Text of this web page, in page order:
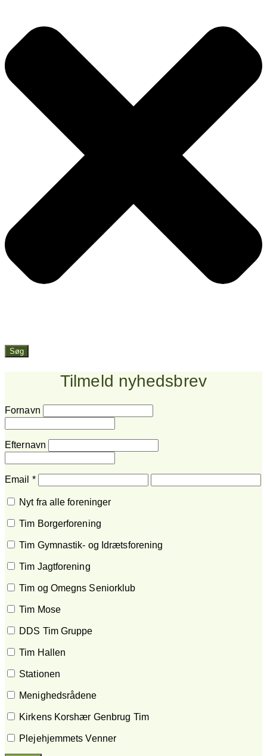
Søg
Tilmeld nyhedsbrev
Fornavn
Efternavn
Email *
Nyt fra alle foreninger
Tim Borgerforening
Tim Gymnastik- og Idrætsforening
Tim Jagtforening
Tim og Omegns Seniorklub
Tim Mose
DDS Tim Gruppe
Tim Hallen
Stationen
Menighedsrådene
Kirkens Korshær Genbrug Tim
Plejehjemmets Venner